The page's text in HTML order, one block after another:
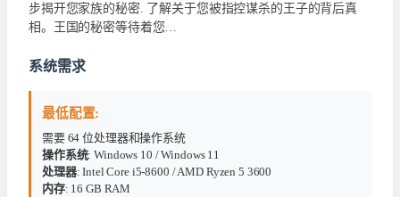
步揭开您家族的秘密. 了解关于您被指控谋杀的王子的背后真
相。王国的秘密等待着您…
系统需求
最低配置:
需要 64 位处理器和操作系统
操作系统: Windows 10 / Windows 11
处理器: Intel Core i5-8600 / AMD Ryzen 5 3600
内存: 16 GB RAM